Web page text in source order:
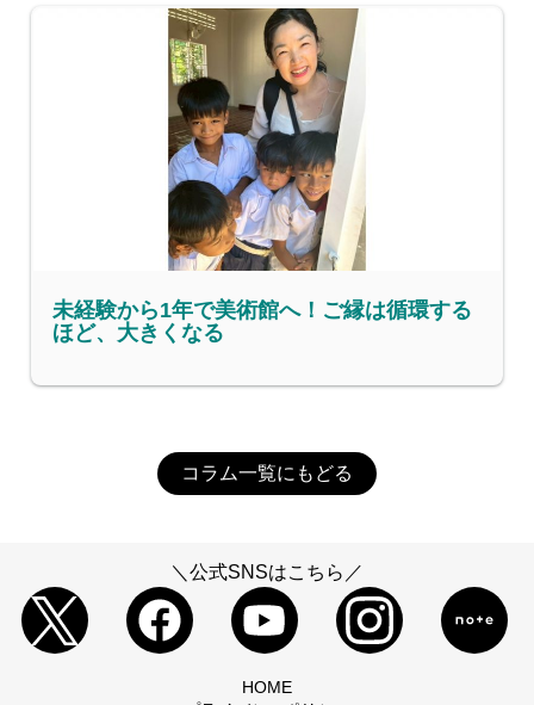
未経験から1年で美術館へ！ご縁は循環する
ほど、大きくなる
コラム一覧にもどる
＼公式SNSはこちら／
HOME